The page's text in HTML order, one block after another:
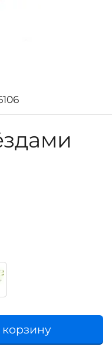
корзину